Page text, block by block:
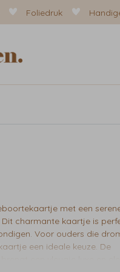
Foliedruk
met een
charmante kaartje is
Voor ouders die
een ideale keuze. De